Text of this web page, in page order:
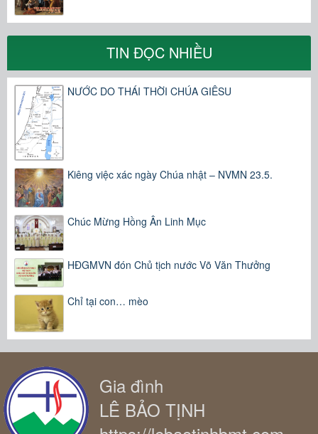
TIN ĐỌC NHIỀU
NƯỚC DO THÁI THỜI CHÚA GIÊSU
Kiêng việc xác ngày Chúa nhật – NVMN 23.5.
Chúc Mừng Hồng Ân Linh Mục
HĐGMVN đón Chủ tịch nước Võ Văn Thưởng
Chỉ tại con… mèo
Gia đình
LÊ BẢO TỊNH